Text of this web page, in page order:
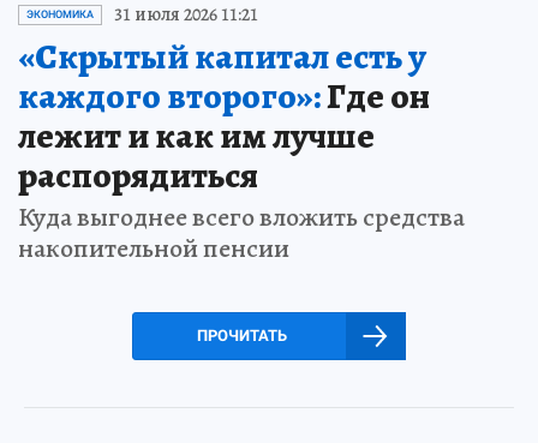
ЭКОНОМИКА 31 июля 2026 11:21
«Скрытый капитал есть у
каждого второго»:Где он
лежит и как им лучше
распорядиться
Куда выгоднее всего вложить средства
накопительной пенсии
ПРОЧИТАТЬ